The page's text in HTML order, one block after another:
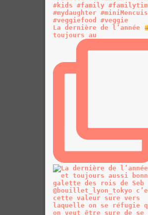
La dernière de l’année
toujours au